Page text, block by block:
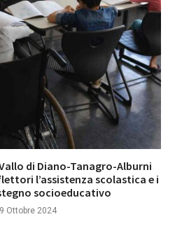
di Diano-Tanagro-Alburni
l’assistenza scolastica e i
socioeducativo
Ottobre 2024